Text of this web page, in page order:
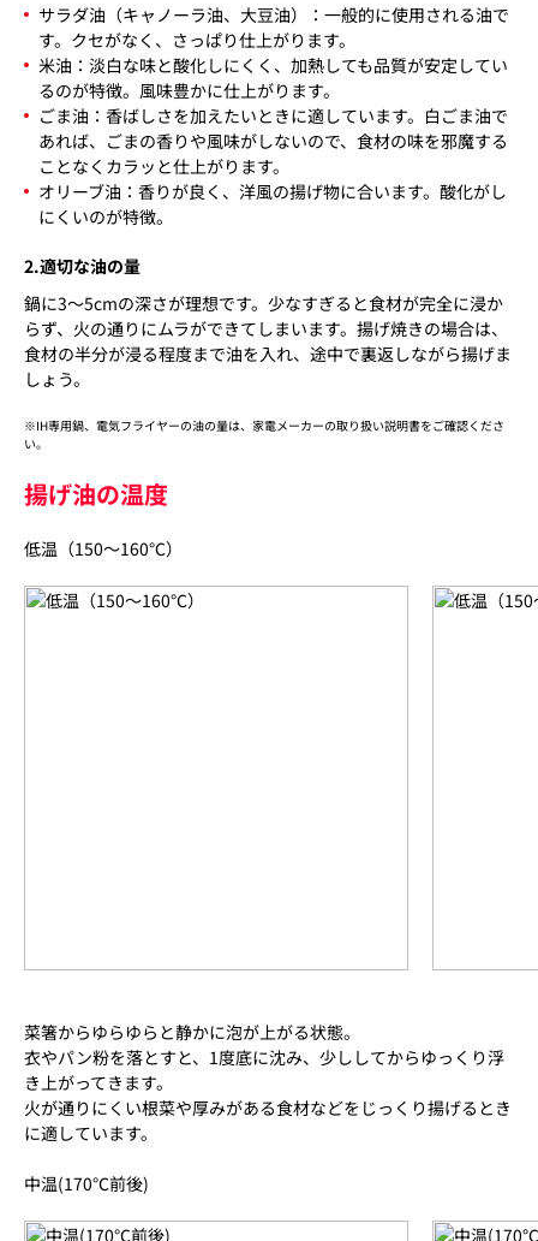
サラダ油（キャノーラ油、大豆油）：一般的に使用される油で
す。クセがなく、さっぱり仕上がります。
米油：淡白な味と酸化しにくく、加熱しても品質が安定してい
るのが特徴。風味豊かに仕上がります。
ごま油：香ばしさを加えたいときに適しています。白ごま油で
あれば、ごまの香りや風味がしないので、食材の味を邪魔する
ことなくカラッと仕上がります。
オリーブ油：香りが良く、洋風の揚げ物に合います。酸化がし
にくいのが特徴。
2.適切な油の量
鍋に3～5cmの深さが理想です。少なすぎると食材が完全に浸か
らず、火の通りにムラができてしまいます。揚げ焼きの場合は、
食材の半分が浸る程度まで油を入れ、途中で裏返しながら揚げま
しょう。
※IH専用鍋、電気フライヤーの油の量は、家電メーカーの取り扱い説明書をご確認くださ
い。
揚げ油の温度
低温（150～160℃）
菜箸からゆらゆらと静かに泡が上がる状態。
衣やパン粉を落とすと、1度底に沈み、少ししてからゆっくり浮
き上がってきます。
火が通りにくい根菜や厚みがある食材などをじっくり揚げるとき
に適しています。
中温(170℃前後)